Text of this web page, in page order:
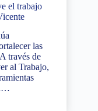
el trabajo
las
través de
al Trabajo,